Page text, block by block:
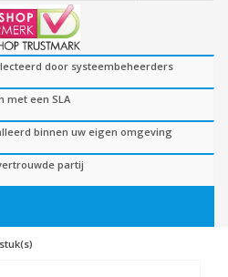
door systeembeheerders
met een SLA
binnen uw eigen omgeving
partij